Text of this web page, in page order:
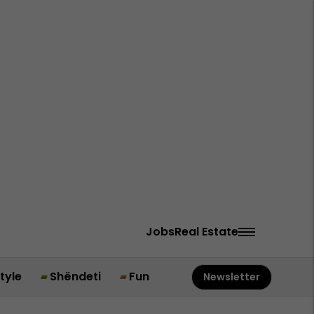
JobsReal Estate
Shëndeti Fun Newsletter